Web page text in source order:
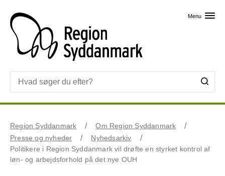
Menu
Region Syddanmark
Om Region Syddanmark
Presse og nyheder
Nyhedsarkiv
Politikere i Region Syddanmark vil drøfte en styrket kontrol af
løn- og arbejdsforhold på det nye OUH